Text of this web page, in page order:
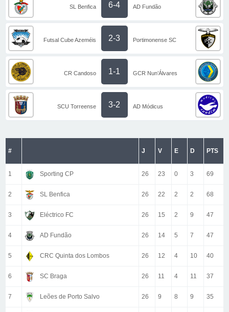
SL Benfica 6-4 AD Fundão
Futsal Cube Azeméis 2-3 Portimonense SC
CR Candoso 1-1 GCR Nun’Álvares
SCU Torreense 3-2 AD Módicus
# J V E D PTS
1 Sporting CP 26 23 0 3 69
2 SL Benfica 26 22 2 2 68
3 Eléctrico FC 26 15 2 9 47
4 AD Fundão 26 14 5 7 47
5 CRC Quinta dos Lombos 26 12 4 10 40
6 SC Braga 26 11 4 11 37
7 Leões de Porto Salvo 26 9 8 9 35